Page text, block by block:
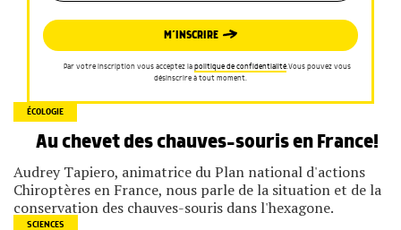
M’INSCRIRE
Par votre inscription vous acceptez la politique de confidentialité.Vous pouvez vous
désinscrire à tout moment.
ÉCOLOGIE
Au chevet des chauves-souris en France!
Audrey Tapiero, animatrice du Plan national d'actions
Chiroptères en France, nous parle de la situation et de la
conservation des chauves-souris dans l'hexagone.
SCIENCES